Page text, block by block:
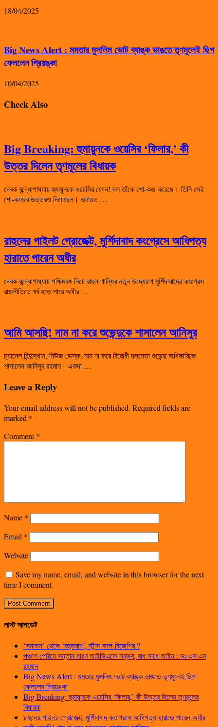
18/04/2025
Big News Alert : মমতার মুসলিম ভোট ব্যাঙ্ক ভাঙতে তৃণমূলেই ছিপ
ফেললেন প্রিয়ঙ্কা
10/04/2025
Check Also
Big Breaking: হুমায়ুনকে ওয়েসির ‘ফিলার,’ কী
উত্তর দিলেন তৃণমূলের বিধায়ক
দেবক বন্দ্যোপাধ্যায় হুমায়ুনকে ওয়েসির ফোন! দল তাঁকে শো-কজ করেছে। তিনি সেই
শো-কজের উত্তরও দিয়েছেন। তাতেও …
রাহুলের পাইলট প্রোজেক্ট, মুর্শিদাবাদ কংগ্রেসে আধিপত্য
হারাতে পারেন অধীর
দেবক বন্দ্যোপাধ্যায় পশ্চিমবঙ্গ নিয়ে রাহুল গান্ধির নতুন উদ্যোগে মুর্শিদাবাদের কংগ্রেস
রাজনীতিতে খর্ব হতে পারে অধীর …
আমি আসছি! নাম না করে শুভেন্দুকে শাসালেন আনিসুর
চ্যানেল হিন্দুস্থান, নিউজ ডেস্ক: নাম না করে বিরোধী দলনেতা শুভেন্দু অধিকারিকে
শাসালেন আনিসুর রহমান। একদা …
Leave a Reply
Your email address will not be published. Required fields are
marked *
Comment*
Name *
Email *
Website
Save my name, email, and website in this browser for the next
time I comment.
লাস্ট আপডেট
‘সনাতন’ থেকে ‘বহুতবাদ’, স্টান্স বদল বিজেপির ?
পঞ্চাশ পেরিয়ে সন্তান ধারণ আইভিএফে সম্ভব, বাধ সাধে আইন : ডঃ এস এম
রহমান
Big News Alert : মমতার মুসলিম ভোট ব্যাঙ্ক ভাঙতে তৃণমূলেই ছিপ
ফেললেন প্রিয়ঙ্কা
Big Breaking: হুমায়ুনকে ওয়েসির ‘ফিলার,’ কী উত্তর দিলেন তৃণমূলের
বিধায়ক
রাহুলের পাইলট প্রোজেক্ট, মুর্শিদাবাদ কংগ্রেসে আধিপত্য হারাতে পারেন অধীর